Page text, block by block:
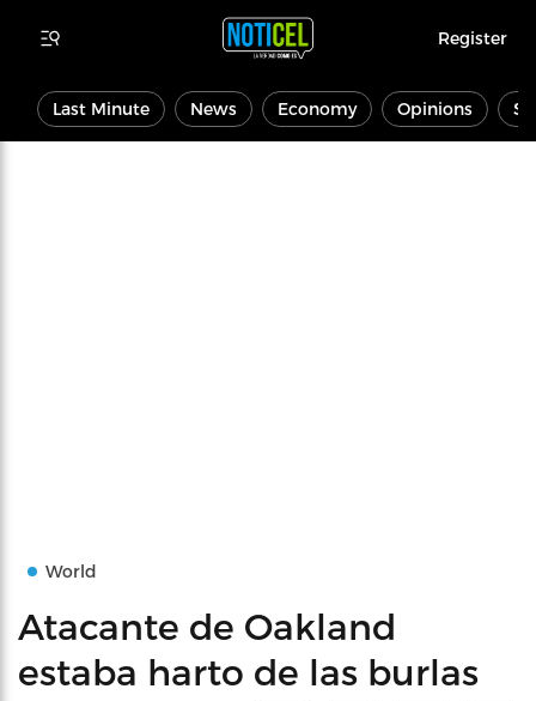
Register
Last Minute News Economy Opinions
World
Atacante de Oakland
estaba harto de las burlas